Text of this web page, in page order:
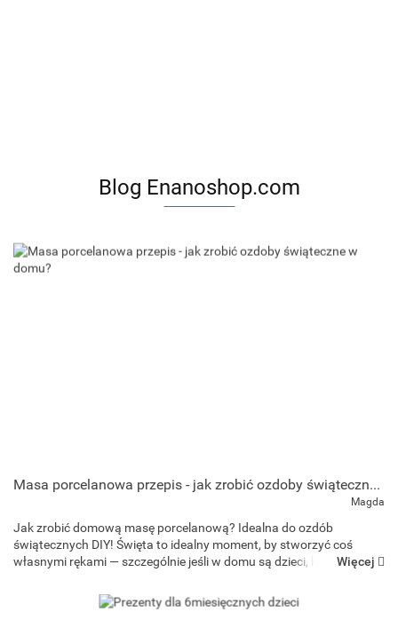
Art and Play
Blog Enanoshop.com
Masa porcelanowa przepis - jak zrobić ozdoby świąteczne w domu?
Magda
Jak zrobić domową masę porcelanową? Idealna do ozdób
świątecznych DIY! Święta to idealny moment, by stworzyć coś
własnymi rękami — szczególnie jeśli w domu są dzieci, któreWięcej